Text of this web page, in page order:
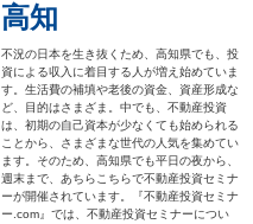
高知
不況の日本を生き抜くため、高知県でも、投
資による収入に着目する人が増え始めていま
す。生活費の補填や老後の資金、資産形成な
ど、目的はさまざま。中でも、不動産投資
は、初期の自己資本が少なくても始められる
ことから、さまざまな世代の人気を集めてい
ます。そのため、高知県でも平日の夜から、
週末まで、あちらこちらで不動産投資セミナ
ーが開催されています。『不動産投資セミナ
ー.com』では、不動産投資セミナーについ